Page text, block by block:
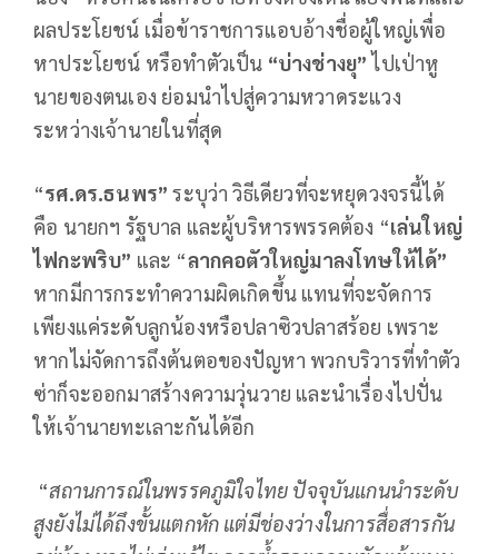
ผลประโยชน์ เมื่อข้าราชการแอบอ้างชื่อผู้ใหญ่เพื่อ
หาประโยชน์ หรือทำตัวเป็น “บ่างช่างยุ” ไปเป่าหู
นายของตนเอง ย่อมนำไปสู่ความหวาดระแวง
ระหว่างเจ้านายในที่สุด
“รศ.ดร.ธนพร” ระบุว่า วิธีเดียวที่จะหยุดวงจรนี้ได้
คือ นายกฯ รัฐบาล และผู้บริหารพรรคต้อง “เล่นใหญ่
ไฟกะพริบ” และ “ลากคอตัวใหญ่มาลงโทษให้ได้”
หากมีการกระทำความผิดเกิดขึ้น แทนที่จะจัดการ
เพียงแค่ระดับลูกน้องหรือปลาซิวปลาสร้อย เพราะ
หากไม่จัดการถึงต้นตอของปัญหา พวกบริวารที่ทำตัว
ซ่าก็จะออกมาสร้างความวุ่นวาย และนำเรื่องไปปั่น
ให้เจ้านายทะเลาะกันได้อีก
“สถานการณ์ในพรรคภูมิใจไทย ปัจจุบันแกนนำระดับ
สูงยังไม่ได้ถึงขั้นแตกหัก แต่มีช่องว่างในการสื่อสารกัน